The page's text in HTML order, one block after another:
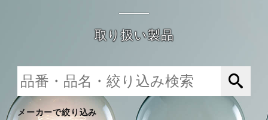
取り扱い製品
メーカーで絞り込み